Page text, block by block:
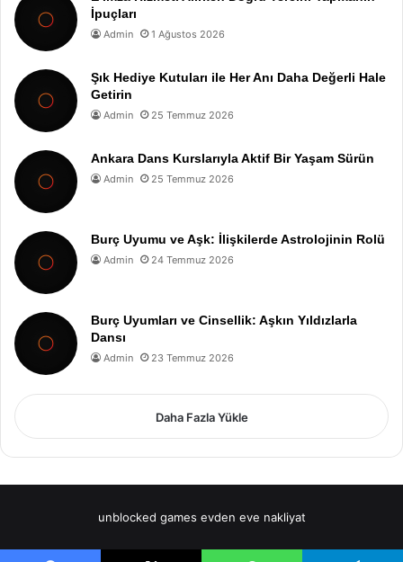
İpuçları
Admin 1 Ağustos 2026
Şık Hediye Kutuları ile Her Anı Daha Değerli Hale
Getirin
Admin 25 Temmuz 2026
Ankara Dans Kurslarıyla Aktif Bir Yaşam Sürün
Admin 25 Temmuz 2026
Burç Uyumu ve Aşk: İlişkilerde Astrolojinin Rolü
Admin 24 Temmuz 2026
Burç Uyumları ve Cinsellik: Aşkın Yıldızlarla
Dansı
Admin 23 Temmuz 2026
Daha Fazla Yükle
unblocked games evden eve nakliyat